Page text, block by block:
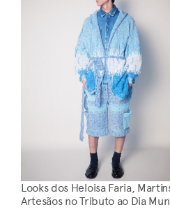
Looks dos Heloisa Faria,
Artesãos no Tributo ao Dia